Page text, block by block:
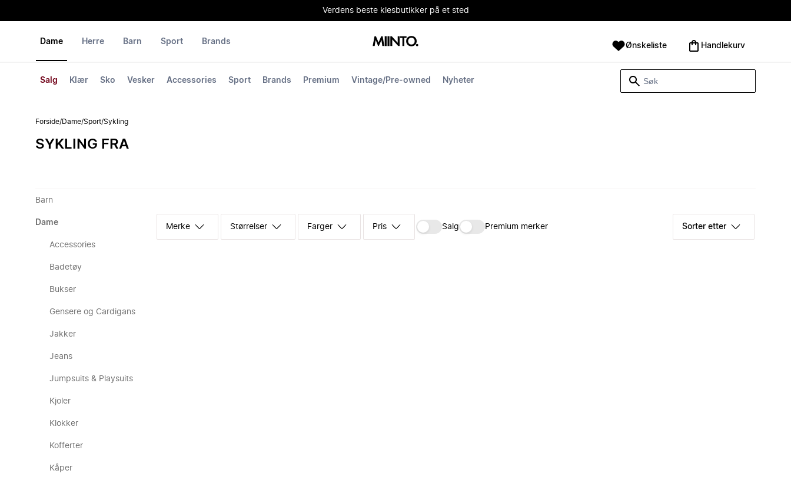
Verdens beste klesbutikker på et sted
Dame
Salg Klær Sko Vesker Accessories Sport Brands Premium Vintage/Pre-owned Nyheter
Herre Barn Sport Brands Ønskeliste Handlekurv
Forside/Dame/Sport/Sykling
SYKLING FRA
Barn
Dame
Accessories
Badetøy
Bukser
Gensere og Cardigans
Jakker
Jeans
Jumpsuits & Playsuits
Kjoler
Klokker
Kofferter
Kåper
Merke Størrelser Farger Pris Salg Premium merker Sorter etter